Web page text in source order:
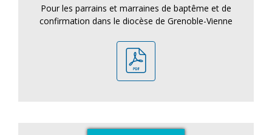
Pour les parrains et marraines de baptême et de
confirmation dans le diocèse de Grenoble-Vienne